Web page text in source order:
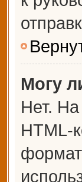
Могу
Нет.
HTML-